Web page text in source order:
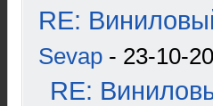
RE:
Sevap - 23-10-
RE: